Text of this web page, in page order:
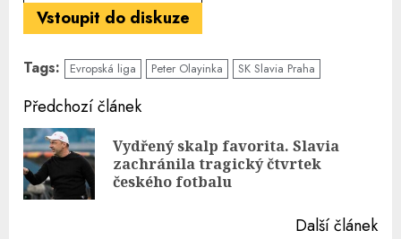
Vstoupit do diskuze
Tags: Evropská liga Peter Olayinka SK Slavia Praha
Continue
Reading
Předchozí článek
Vydřený skalp favorita. Slavia
zachránila tragický čtvrtek
českého fotbalu
Další článek